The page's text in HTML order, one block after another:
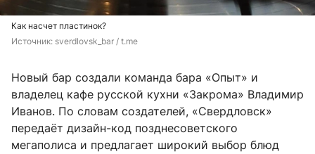
Как насчет пластинок?
Источник: sverdlovsk_bar / t.me
Новый бар создали команда бара «Опыт» и
владелец кафе русской кухни «Закрома» Владимир
Иванов. По словам создателей, «Свердловск»
передаёт дизайн-код позднесоветского
мегаполиса и предлагает широкий выбор блюд